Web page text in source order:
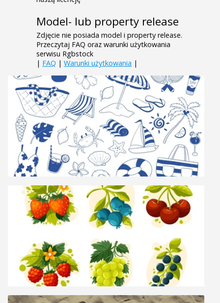
Model- lub property release
Zdjęcie nie posiada model i property release.
Przeczytaj FAQ oraz warunki użytkowania
serwisu Rgbstock
| FAQ | Warunki użytkowania |